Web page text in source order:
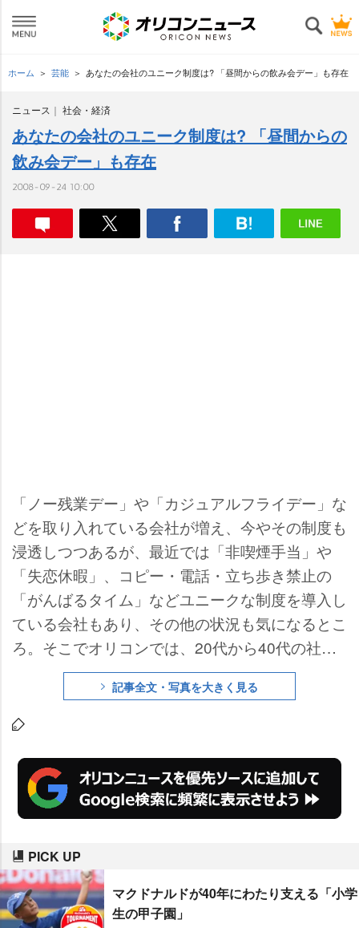
ホーム 芸能 あなたの会社のユニーク制度は? 「昼間からの飲み会デー」も存在
ニュース 社会・経済
あなたの会社のユニーク制度は? 「昼間からの
飲み会デー」も存在
2008-09-24 10:00
「ノー残業デー」や「カジュアルフライデー」な
どを取り入れている会社が増え、今やその制度も
浸透しつつあるが、最近では「非喫煙手当」
「失恋休暇」、コピー・電話・立ち歩き禁止の
「がんばるタイム」などユニークな制度を導入し
ている会社もあり、その他の状況も気になるとこ
ろ。そこでオリコンでは、20代から40代の社会
人を対象に『あなたの会社のユニークな制度』を
アンケート。結果は、様々な回答が寄せられ、
「昼間からの飲み会デー」などホントにこんな制
るようだ。
記事全文・写真を大きく見る
PICK UP
マクドナルドが40年にわたり支える「小学
生の甲子園」